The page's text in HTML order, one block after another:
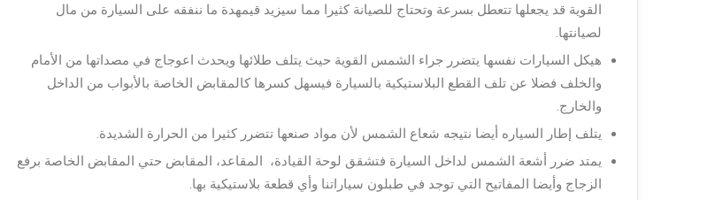
القوية قد يجعلها تتعطل بسرعة وتحتاج للصيانة كثيرا مما سيزيد قيمهدة ما ننفقه على السيارة من مال
لصيانتها.
هيكل السيارات نفسها يتضرر جراء الشمس القوية حيث يتلف طلائها ويحدث اعوجاج في مصداتها من الأمام
والخلف فضلا عن تلف القطع البلاستيكية بالسيارة فيسهل كسرها كالمقابض الخاصة بالأبواب من الداخل
والخارج.
يتلف إطار السياره أيضا نتيجه شعاع الشمس لأن مواد صنعها تتضرر كثيرا من الحرارة الشديدة.
يمتد ضرر أشعة الشمس لداخل السيارة فتشقق لوحة القيادة، المقاعد، المقابض حتي المقابض الخاصة برفع
الزجاج وأيضا المفاتيح التي توجد في طبلون سياراتنا وأي قطعة بلاستيكية بها.